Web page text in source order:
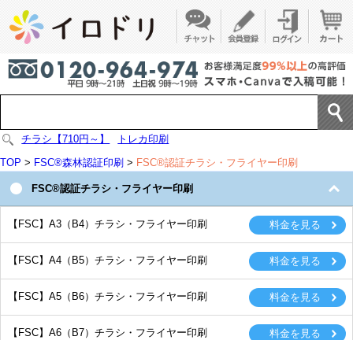
チラシ【710円～】
トレカ印刷
TOP > FSC®森林認証印刷 > FSC®認証チラシ・フライヤー印刷
FSC®認証チラシ・フライヤー印刷
【FSC】A3（B4）チラシ・フライヤー印刷
【FSC】A4（B5）チラシ・フライヤー印刷
【FSC】A5（B6）チラシ・フライヤー印刷
【FSC】A6（B7）チラシ・フライヤー印刷